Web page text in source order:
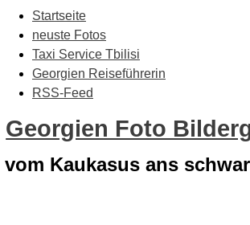
Startseite
neuste Fotos
Taxi Service Tbilisi
Georgien Reiseführerin
RSS-Feed
Georgien Foto
vom Kaukasus ans